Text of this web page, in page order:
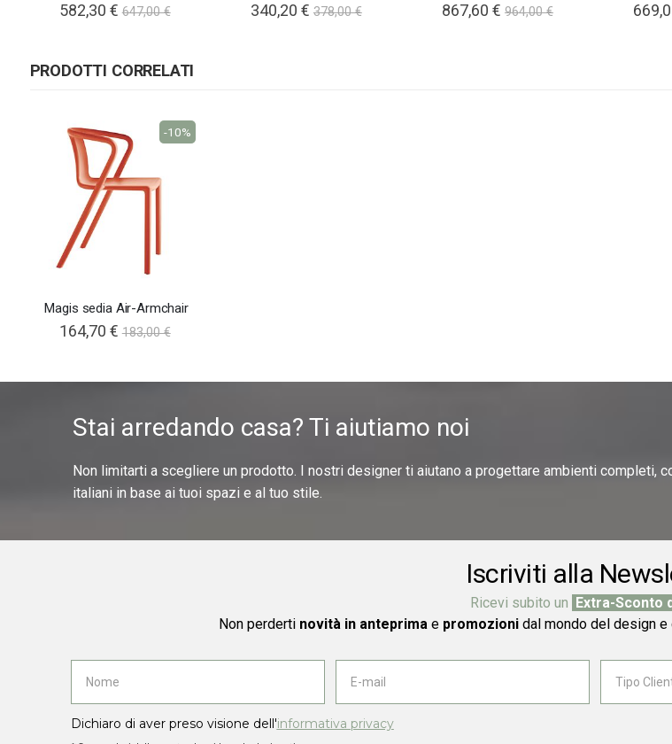
582,30 € 647,00 € 340,20 € 378,00 €
Special
Price
867,60 € 964,00 €
PRODOTTI CORRELATI
Magis sedia Air-Armchair
164,70 € 183,00 €
-10%
Stai arredando casa? Ti aiutiamo noi
Non limitarti a scegliere un prodotto. I nostri designer ti aiutano a progettare ambienti completi,
italiani in base ai tuoi spazi e al tuo stile.
Iscriviti alla
Ricevi subito un
Extra-Sconto
Non perderti novità in anteprimae promozionidal mondo del design e
Dichiaro di aver preso visione dell'informativa privacy